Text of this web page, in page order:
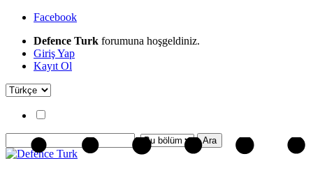
Facebook
Defence Turk forumuna hoşgeldiniz.
Giriş Yap
Kayıt Ol